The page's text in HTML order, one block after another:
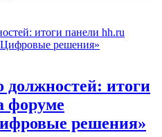
итоги
форуме
решения»